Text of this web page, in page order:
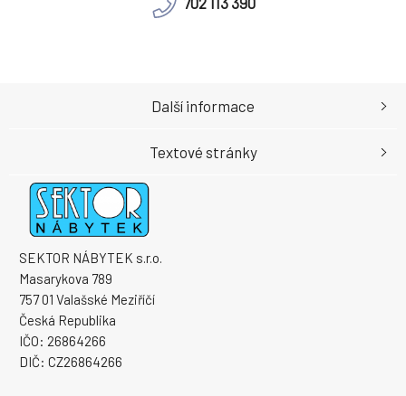
SEKTOR NÁBYTEK s.r.o.
Masarykova 789
757 01 Valašské Meziříčí
Česká Republika
IČO: 26864266
DIČ: CZ26864266
Další informace
Textové stránky